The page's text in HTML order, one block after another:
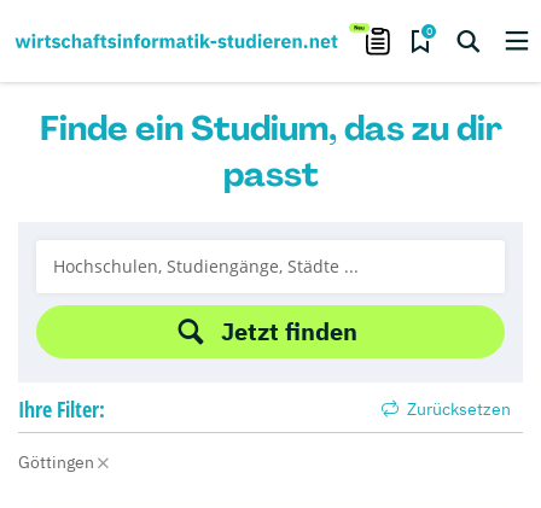
0
Finde ein Studium, das zu dir
passt
Jetzt finden
Ihre Filter: Zurücksetzen
Göttingen